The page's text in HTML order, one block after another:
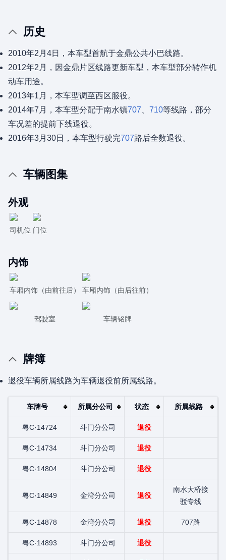
历史
2010年2月4日，本车型首航于金鼎公共小巴线路。
2012年2月，因金鼎片区线路更新车型，本车型部分转作机
动车用途。
2013年1月，本车型调至西区服役。
2014年7月，本车型分配于南水镇707 710等线路，部分
车况差的提前下线退役。
2016年3月30日，本车型行驶完707路后全数退役。
车辆图集
外观
司机位 门位
内饰
车厢内饰（由前往后） 车厢内饰（由后往前）
驾驶室 车辆铭牌
牌簿
退役车辆所属线路为车辆退役前所属线路。
车牌号 所属分公司 状态 所属线路
粤C·14724 斗门分公司 退役
粤C·14734 斗门分公司 退役
粤C·14804 斗门分公司 退役
粤C·14849 金湾分公司 退役
南水大桥接
驳专线
粤C·14878 金湾分公司 退役 707路
粤C·14893 斗门分公司 退役